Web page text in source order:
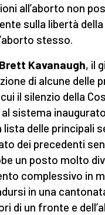
all’aborto non
sulla libertà della
stesso.
Kavanaugh, il
di alcune delle
il silenzio della
sistema
delle principali
dei precedenti
un posto molto
complessivo in
in una
di un fronte e